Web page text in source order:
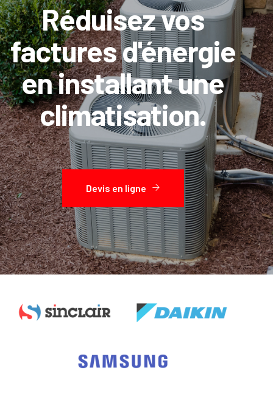
Réduisez vos
factures d'énergie
en installant une
climatisation.
Devis en ligne